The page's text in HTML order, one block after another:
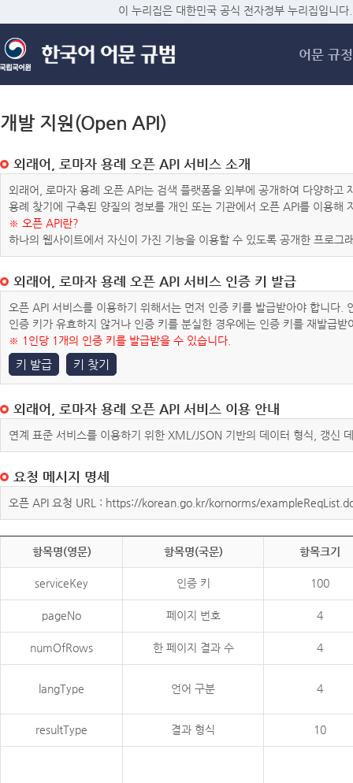
메
이 누리집은 대한민국 공식 전자정부 누리집입니다.
어문 규정
개발 지원(Open API)
외래어, 로마자 용례 오픈 API 서비스 소개
외래어, 로마자 용례 오픈 API는 검색 플랫폼을 외부에 공개하여 다양하
용례 찾기에 구축된 양질의 정보를 개인 또는 기관에서 오픈 API를 이용해
※ 오픈 API란?
하나의 웹사이트에서 자신이 가진 기능을 이용할 수 있도록 공개한 프로그
외래어, 로마자 용례 오픈 API 서비스 인증 키 발급
오픈 API 서비스를 이용하기 위해서는 먼저 인증 키를 발급받아야 합니다
인증 키가 유효하지 않거나 인증 키를 분실한 경우에는 인증 키를 재발급받
※ 1인당 1개의 인증 키를 발급받을 수 있습니다.
키 발급 키 찾기
외래어, 로마자 용례 오픈 API 서비스 이용 안내
연계 표준 서비스를 이용하기 위한 XML/JSON 기반의 데이터 형식, 갱신
요청 메시지 명세
오픈 API 요청 URL : https://korean.go.kr/kornorms/
항목명(영문) 항목명(국문) 항목크기
serviceKey 인증 키 100
pageNo 페이지 번호 4
numOfRows 한 페이지 결과 수 4
langType 언어 구분 4
resultType 결과 형식 10